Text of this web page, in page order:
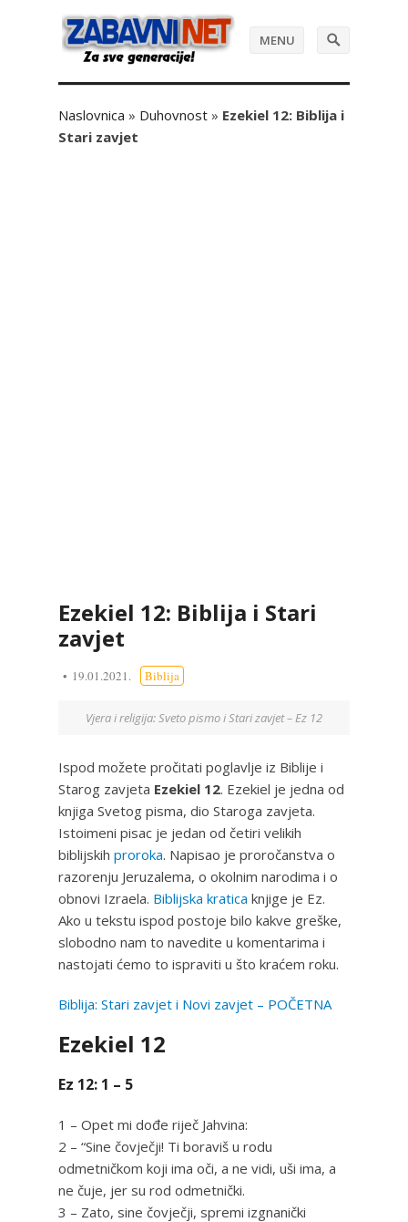
MENU
Naslovnica » Duhovnost » Ezekiel 12: Biblija i
Stari zavjet
Ezekiel 12: Biblija i Stari
zavjet
19.01.2021. Biblija
Vjera i religija: Sveto pismo i Stari zavjet – Ez 12
Ispod možete pročitati poglavlje iz Biblije i
Starog zavjeta Ezekiel 12. Ezekiel je jedna od
knjiga Svetog pisma, dio Staroga zavjeta.
Istoimeni pisac je jedan od četiri velikih
biblijskih proroka. Napisao je proročanstva o
razorenju Jeruzalema, o okolnim narodima i o
obnovi Izraela. Biblijska kratica knjige je Ez.
Ako u tekstu ispod postoje bilo kakve greške,
slobodno nam to navedite u komentarima i
nastojati ćemo to ispraviti u što kraćem roku.
Biblija: Stari zavjet i Novi zavjet – POČETNA
Ezekiel 12
Ez 12: 1 – 5
1 – Opet mi dođe riječ Jahvina:
2 – “Sine čovječji! Ti boraviš u rodu
odmetničkom koji ima oči, a ne vidi, uši ima, a
ne čuje, jer su rod odmetnički.
3 – Zato, sine čovječji, spremi izgnanički